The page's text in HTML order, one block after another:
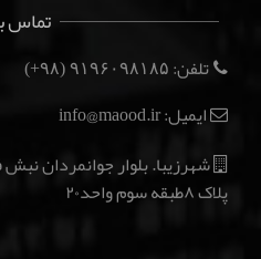
تماس
تلفن: ۹۱۹۶۰۹۸۱۸۵ (۹۸+)
ایمیل: info@maood.ir
شهرزیبا. بلوار جوانمردان
پلاک ۸طبقه سوم واحد۲۰